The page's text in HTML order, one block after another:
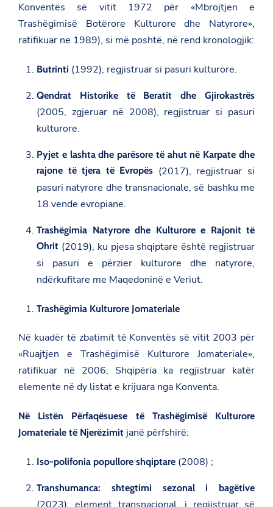
Konventës së vitit 1972 për «Mbrojtjen e
Trashëgimisë Botërore Kulturore dhe Natyrore»,
ratifikuar ne 1989), si më poshtë, në rend kronologjik:
Butrinti (1992), regjistruar si pasuri kulturore.
Qendrat Historike të Beratit dhe Gjirokastrës
(2005, zgjeruar në 2008), regjistruar si pasuri
kulturore.
Pyjet e lashta dhe parësore të ahut në Karpate dhe
rajone të tjera të Evropës (2017), regjistruar si
pasuri natyrore dhe transnacionale, së bashku me
18 vende evropiane.
Trashëgimia Natyrore dhe Kulturore e Rajonit të
Ohrit (2019), ku pjesa shqiptare është regjistruar
si pasuri e përzier kulturore dhe natyrore,
ndërkufitare me Maqedoninë e Veriut.
Trashëgimia Kulturore Jomateriale
Në kuadër të zbatimit të Konventës së vitit 2003 për
«Ruajtjen e Trashëgimisë Kulturore Jomateriale»,
ratifikuar në 2006, Shqipëria ka regjistruar katër
elemente në dy listat e krijuara nga Konventa.
Në Listën Përfaqësuese të Trashëgimisë Kulturore
Jomateriale të Njerëzimit janë përfshirë:
Iso-polifonia popullore shqiptare (2008) ;
Transhumanca: shtegtimi sezonal i bagëtive